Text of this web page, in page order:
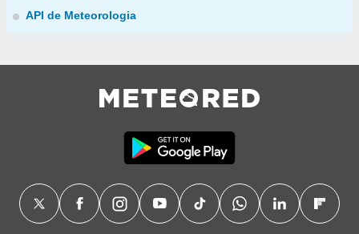
API de Meteorologia